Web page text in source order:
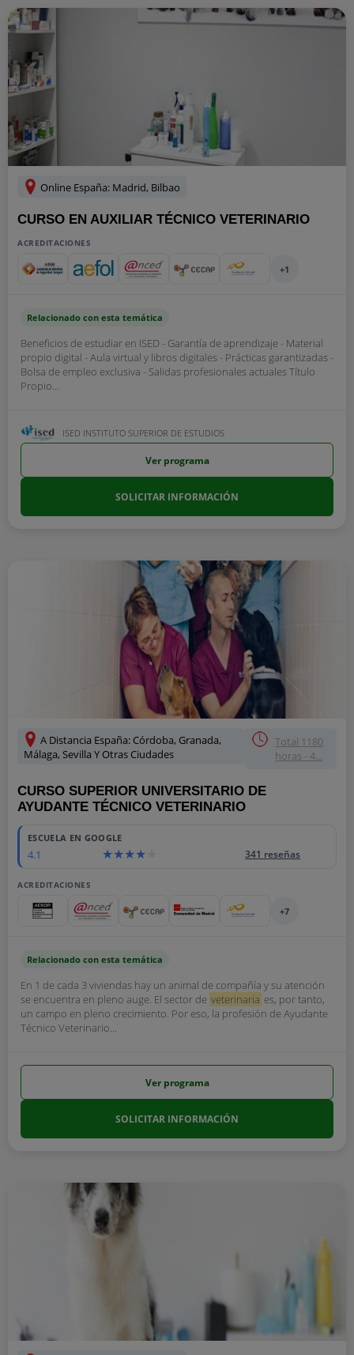
Online España: Madrid, Bilbao
CURSO EN AUXILIAR TÉCNICO VETERINARIO
ACREDITACIONES
+1
Relacionado con esta temática
Beneficios de estudiar en ISED - Garantía de aprendizaje - Material
propio digital - Aula virtual y libros digitales - Prácticas garantizadas -
Bolsa de empleo exclusiva - Salidas profesionales actuales Título
Propio...
ISED INSTITUTO SUPERIOR DE ESTUDIOS
Ver programa
SOLICITAR INFORMACIÓN
A Distancia España: Córdoba, Granada,
Málaga, Sevilla Y Otras Ciudades
Total 1180
horas - 4...
CURSO SUPERIOR UNIVERSITARIO DE
AYUDANTE TÉCNICO VETERINARIO
ESCUELA EN GOOGLE
4.1 341 reseñas
ACREDITACIONES
+7
Relacionado con esta temática
En 1 de cada 3 viviendas hay un animal de compañía y su atención
se encuentra en pleno auge. El sector de veterinaria es, por tanto,
un campo en pleno crecimiento. Por eso, la profesión de Ayudante
Técnico Veterinario...
Ver programa
SOLICITAR INFORMACIÓN